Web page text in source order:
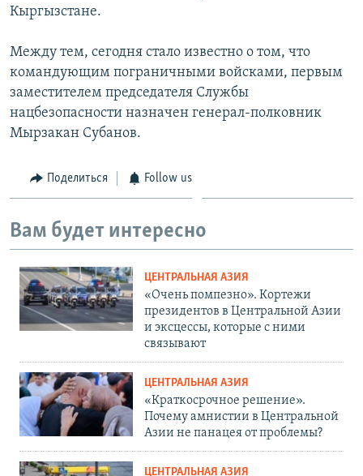
Кыргызстане.
Между тем, сегодня стало известно о том, что
командующим пограничными войсками, первым
заместителем председателя Службы
нацбезопасности назначен генерал-полковник
Мырзакан Субанов.
Поделиться Follow us
Вам будет интересно
ЦЕНТРАЛЬНАЯ АЗИЯ
«Очень помпезно». Кортежи
президентов в Центральной Азии
и эксцессы, которые с ними
связывают
ЦЕНТРАЛЬНАЯ АЗИЯ
«Краткосрочное решение».
Почему амнистии в Центральной
Азии не панацея от проблемы?
ЦЕНТРАЛЬНАЯ АЗИЯ